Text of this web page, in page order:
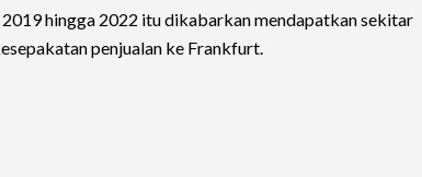
hingga 2022 itu dikabarkan mendapatkan sekitar
penjualan ke Frankfurt.